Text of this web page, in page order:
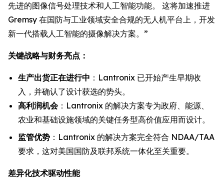
先进的图像信号处理技术和人工智能功能。 这将加速推进
Gremsy 在国防与工业领域安全合规的无人机平台上，开发
新一代搭载人工智能的摄像解决方案。”
关键战略与财务亮点：
生产出货正在进行中 ：Lantronix 已开始产生早期收
入，并确认了设计获选的势头。
高利润机会：Lantronix 的解决方案专为政府、能源、
农业和基础设施领域的关键任务型高价值应用而设计。
监管优势 ：Lantronix 的解决方案完全符合 NDAA/TAA
要求，这对美国国防及联邦系统一体化至关重要。
差异化技术驱动性能